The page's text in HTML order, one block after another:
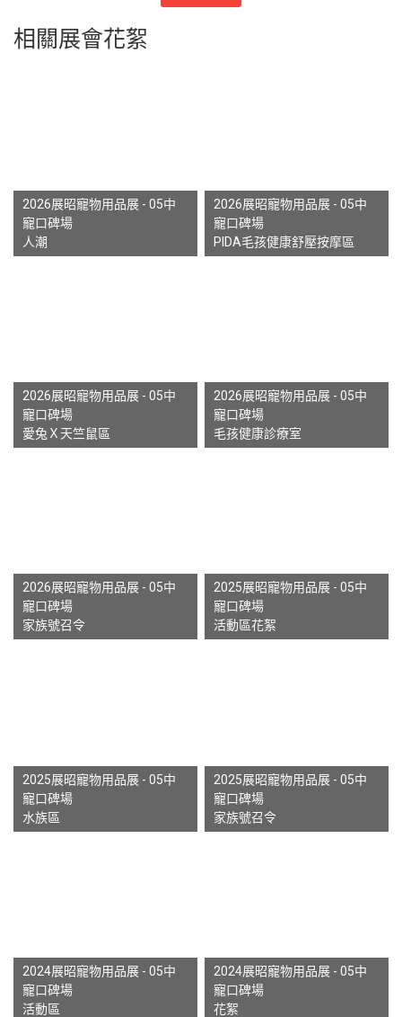
相關展會花絮
2026展昭寵物用品展 - 05中
寵口碑場
人潮
2026展昭寵物用品展 - 05中
寵口碑場
PIDA毛孩健康舒壓按摩區
2026展昭寵物用品展 - 05中
寵口碑場
愛兔Ｘ天竺鼠區
2026展昭寵物用品展 - 05中
寵口碑場
毛孩健康診療室
2026展昭寵物用品展 - 05中
寵口碑場
家族號召令
2025展昭寵物用品展 - 05中
寵口碑場
活動區花絮
2025展昭寵物用品展 - 05中
寵口碑場
水族區
2025展昭寵物用品展 - 05中
寵口碑場
家族號召令
2024展昭寵物用品展 - 05中
寵口碑場
活動區
2024展昭寵物用品展 - 05中
寵口碑場
花絮